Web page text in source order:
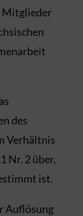
Mitglieder
des
Verhältnis
Nr. 2 über,
ist.
Auflösung